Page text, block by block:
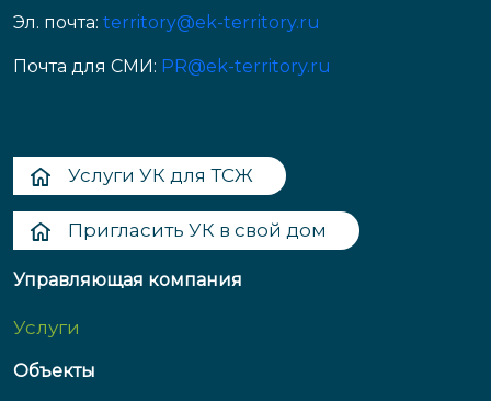
Эл. почта: territory@ek-territory.ru
Почта для СМИ: PR@ek-territory.ru
Услуги УК для ТСЖ
Пригласить УК в свой дом
Управляющая компания
Услуги
Объекты